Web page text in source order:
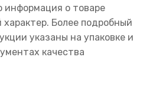
информация о товаре
Более подробный
указаны на упаковке и
качества